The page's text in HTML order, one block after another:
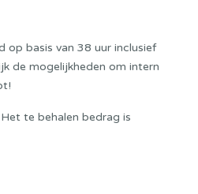
op basis van 38 uur inclusief
de mogelijkheden om intern
te behalen bedrag is